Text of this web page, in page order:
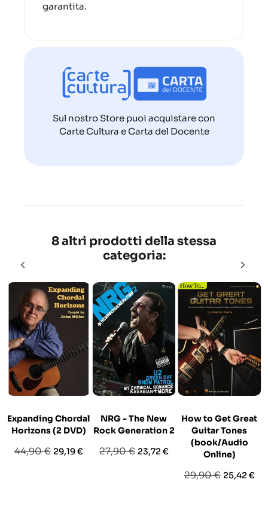
garantita.
Sul nostro Store puoi acquistare con
Carte Cultura e Carta del Docente
8 altri prodotti della stessa
categoria:
Expanding Chordal
Horizons (2 DVD)
Prezzo
44,90 € Prezzo
29,19 €
NRG - The New
Rock Generation 2
Prezzo
27,90 € Prezzo
23,72 €
How to Get Great
Guitar Tones
(book/Audio
Online)
Prezzo
29,90 € Prezzo
25,42 €